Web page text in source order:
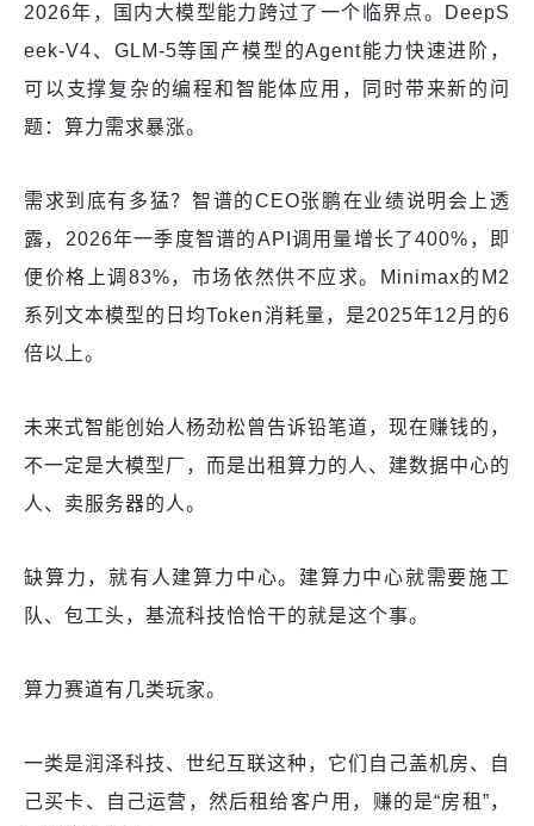
2026年，国内大模型能力跨过了一个临界点。DeepS
eek-V4、GLM-5等国产模型的Agent能力快速进阶，
可以支撑复杂的编程和智能体应用，同时带来新的问
题：算力需求暴涨。
需求到底有多猛？智谱的CEO张鹏在业绩说明会上透
露，2026年一季度智谱的API调用量增长了400%，即
便价格上调83%，市场依然供不应求。Minimax的M2
系列文本模型的日均Token消耗量，是2025年12月的6
倍以上。
未来式智能创始人杨劲松曾告诉铅笔道，现在赚钱的，
不一定是大模型厂，而是出租算力的人、建数据中心的
人、卖服务器的人。
缺算力，就有人建算力中心。建算力中心就需要施工
队、包工头，基流科技恰恰干的就是这个事。
算力赛道有几类玩家。
一类是润泽科技、世纪互联这种，它们自己盖机房、自
己买卡、自己运营，然后租给客户用，赚的是“房租”，